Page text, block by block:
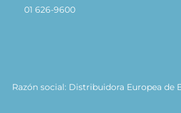
01 626-9600
Razón social: Distribuidora Europea de